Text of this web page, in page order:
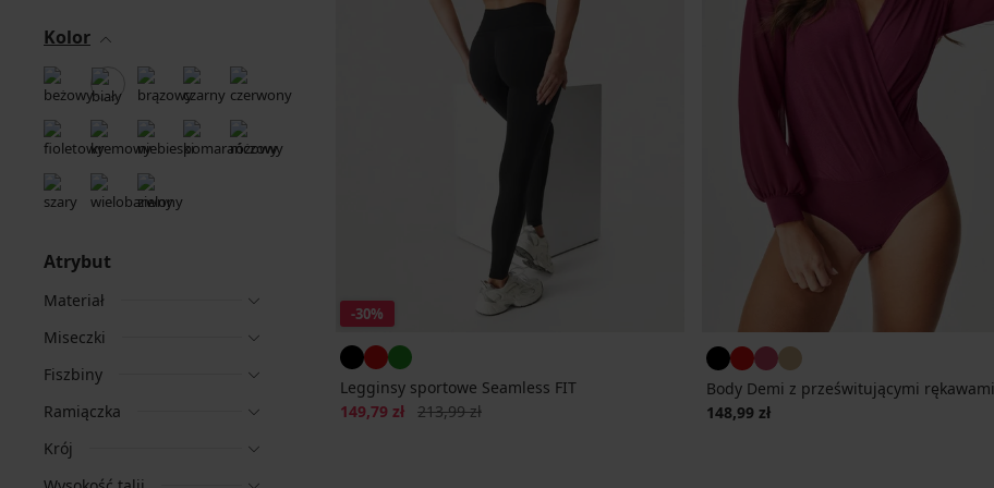
Kolor
Atrybut
Materiał
Miseczki
Fiszbiny
Ramiączka
Krój
-30%
Legginsy sportowe Seamless FIT
Zniżka
149,79 zł Pierwotna cena
213,99 zł
Body Demi z prześwitującymi rękawami
148,99 zł